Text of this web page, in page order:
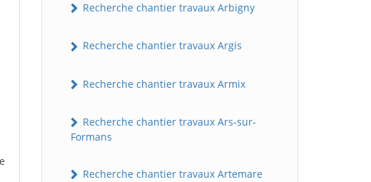
Recherche chantier travaux Arbigny
Recherche chantier travaux Argis
Recherche chantier travaux Armix
Recherche chantier travaux Ars-sur-
Formans
Recherche chantier travaux Artemare